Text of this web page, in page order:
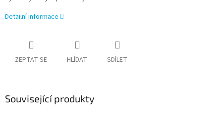
Detailní informace
ZEPTAT SE HLÍDAT SDÍLET
Související produkty